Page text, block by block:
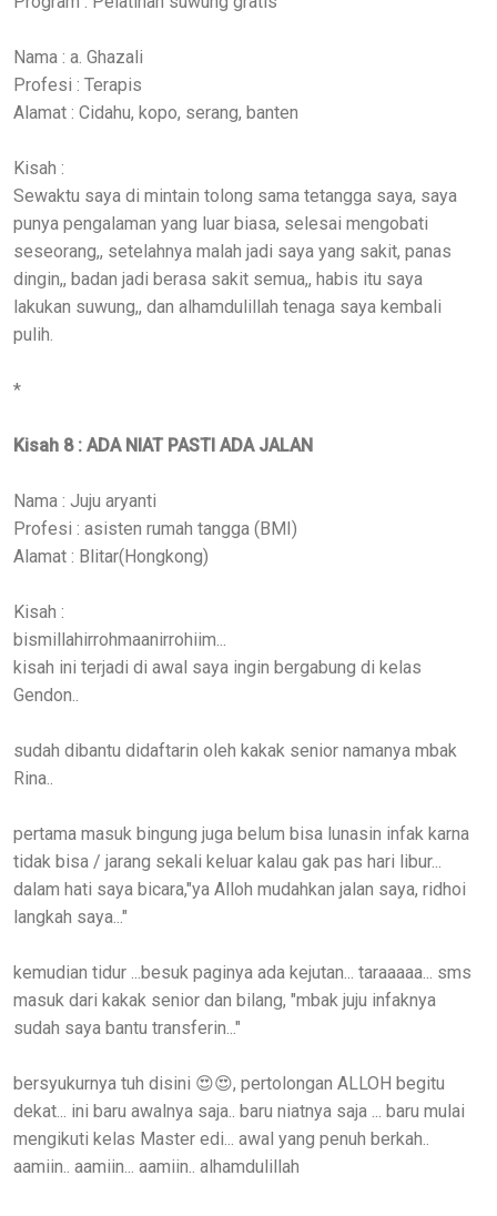
Nama : a. Ghazali
Profesi : Terapis
Alamat : Cidahu, kopo, serang, banten
Kisah :
Sewaktu saya di mintain tolong sama tetangga saya, saya
punya pengalaman yang luar biasa, selesai mengobati
seseorang,, setelahnya malah jadi saya yang sakit, panas
dingin,, badan jadi berasa sakit semua,, habis itu saya
lakukan suwung,, dan alhamdulillah tenaga saya kembali
pulih.
*
Kisah 8 : ADA NIAT PASTI ADA JALAN
Nama : Juju aryanti
Profesi : asisten rumah tangga (BMI)
Alamat : Blitar(Hongkong)
Kisah :
bismillahirrohmaanirrohiim...
kisah ini terjadi di awal saya ingin bergabung di kelas
Gendon..
sudah dibantu didaftarin oleh kakak senior namanya mbak
Rina..
pertama masuk bingung juga belum bisa lunasin infak karna
tidak bisa / jarang sekali keluar kalau gak pas hari libur...
dalam hati saya bicara,"ya Alloh mudahkan jalan saya, ridhoi
langkah saya..."
kemudian tidur ...besuk paginya ada kejutan... taraaaaa... sms
masuk dari kakak senior dan bilang, "mbak juju infaknya
sudah saya bantu transferin..."
bersyukurnya tuh disini 😍😍, pertolongan ALLOH begitu
dekat... ini baru awalnya saja.. baru niatnya saja ... baru mulai
mengikuti kelas Master edi... awal yang penuh berkah..
aamiin.. aamiin... aamiin.. alhamdulillah